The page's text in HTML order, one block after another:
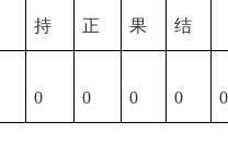
持 正 果 结
0 0 0 0 0